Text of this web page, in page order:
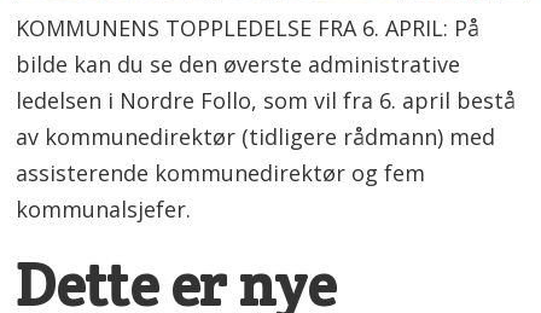
KOMMUNENS TOPPLEDELSE FRA 6. APRIL: På
bilde kan du se den øverste administrative
ledelsen i Nordre Follo, som vil fra 6. april bestå
av kommunedirektør (tidligere rådmann) med
assisterende kommunedirektør og fem
kommunalsjefer.
Dette er nye